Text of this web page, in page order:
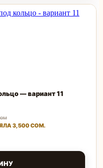
— вариант 11
3,500 СОМ.